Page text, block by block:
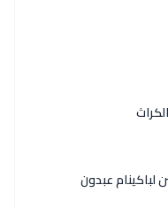
لباكينام عبدون